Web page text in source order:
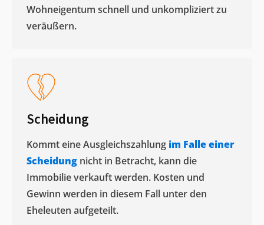
Wohneigentum schnell und unkompliziert zu
veräußern. ​
Scheidung
Kommt eine Ausgleichszahlung im Falle einer
Scheidung nicht in Betracht, kann die
Immobilie verkauft werden. Kosten und
Gewinn werden in diesem Fall unter den
Eheleuten aufgeteilt.​